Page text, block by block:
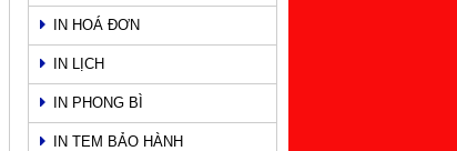
IN HOÁ ĐƠN
IN LỊCH
IN PHONG BÌ
IN TEM BẢO HÀNH